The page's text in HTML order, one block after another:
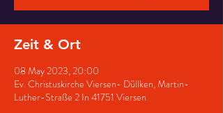
Zeit & Ort
08 May 2023, 20:00
Ev. Christuskirche Viersen- Düllken, Martin-
Luther-Straße 2 In 41751 Viersen